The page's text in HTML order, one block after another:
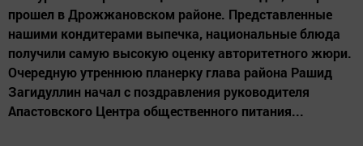
прошел в Дрожжановском районе. Представленные
нашими кондитерами выпечка, национальные блюда
получили самую высокую оценку авторитетного жюри.
Очередную утреннюю планерку глава района Рашид
Загидуллин начал с поздравления руководителя
Апастовского Центра общественного питания...